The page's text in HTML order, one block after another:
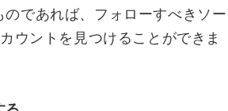
のであれば、フォローすべきソー
ウントを見つけることができま